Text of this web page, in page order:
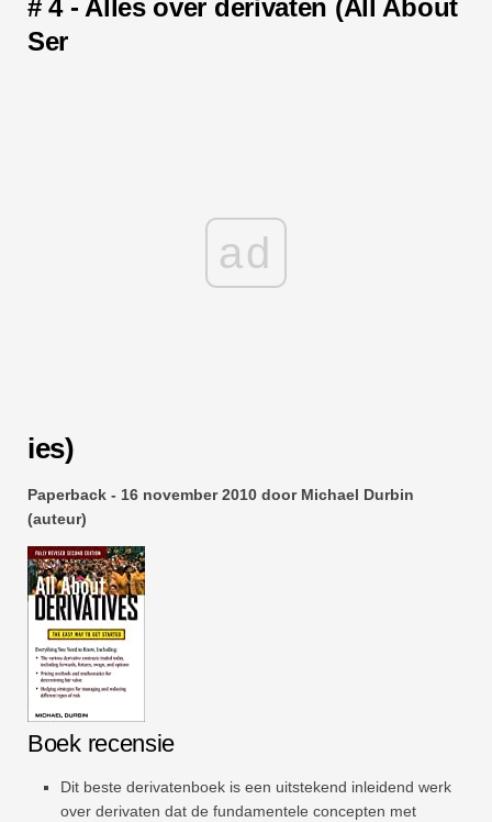
# 4 - Alles over derivaten (All About
Ser
ad
ies)
Paperback - 16 november 2010 door Michael Durbin
(auteur)
Boek recensie
Dit beste derivatenboek is een uitstekend inleidend werk
over derivaten dat de fundamentele concepten met